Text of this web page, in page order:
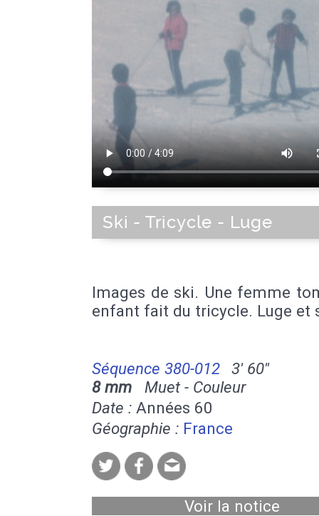
Ski - Tricycle - Luge
Images de ski. Une femme
enfant fait du tricycle. Luge et
Séquence 380-012
3' 60''
8 mm Muet - Couleur
Date : Années 60
Géographie : France
Voir la notice